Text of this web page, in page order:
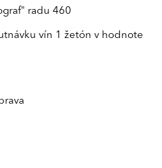
radu 460
vín 1 žetón v hodnote